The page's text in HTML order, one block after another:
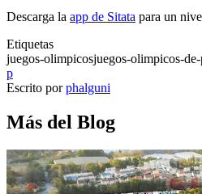
Descarga la app de Sitata para un
Etiquetas
juegos-olimpicosjuegos-olimpicos-
p
Escrito por phalguni
Más del Blog